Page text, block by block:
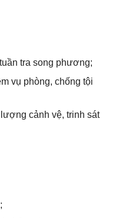
tra song phương;
vụ phòng, chống tội
cảnh vệ, trinh sát